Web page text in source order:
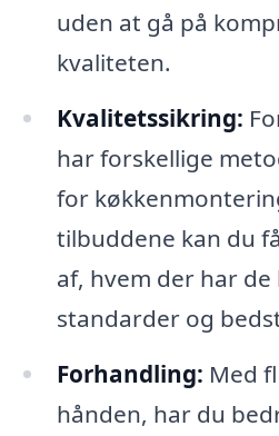
uden at gå på
kvaliteten.
Kvalitetssikring:
har forskellige
for
tilbuddene kan du
af, hvem der har de
standarder og
Forhandling: Med
hånden, har du